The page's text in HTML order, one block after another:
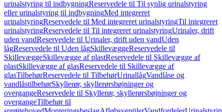
urinalstyring til indbygningReservedele til Til synlig urinalstyring
eller urinalstyring til indbygningMed integreret
urinalstyringReservedele til Med integreret urinalstyringTil integreret
urinalstyringReservedele til Til integreret urinalstyringUrinaler, drift
uden vandReservedele til Urinaler, drift uden vandUden
lågReservedele til Uden lågSkillevæggeReservedele til
SkillevæggeSkillevægge af plastReservedele til Skillevægge af
plastSkillevægge af glasReservedele til Skillevægge af
glasTilbehørReservedele til TilbehørUrinallågVandlåse og
vandlåstilbehørSkyllerør, skyllerørsbøjninger og
overgangeReservedele til Skyllerør, skyllerørsbøjninger og
overgangeTilbehør til